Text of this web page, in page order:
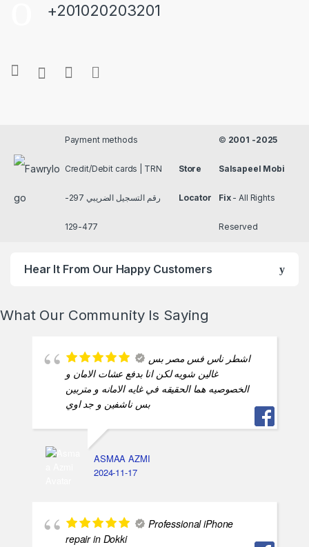
+201020203201
Payment methods
Credit/Debit cards | TRN
رقم التسجيل الضريبي 297-
477-129
Store
Locator
© 2001 -2025
Salsapeel Mobi
Fix- All Rights
Reserved
Hear It From Our Happy Customers
What Our Community Is Saying
اشطر ناس فس مصر بس
غالين شويه لكن انا بدفع عشات الامان و
الخصوصيه هما الحقيقه في غايه الامانه و متربين
بس ناشفين و جد اوي
ASMAA AZMI
2024-11-17
Professional iPhone
repair in Dokki